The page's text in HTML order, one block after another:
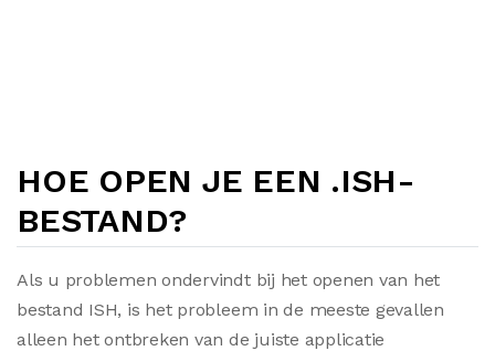
HOE OPEN JE EEN .ISH-
BESTAND?
Als u problemen ondervindt bij het openen van het
bestand ISH, is het probleem in de meeste gevallen
alleen het ontbreken van de juiste applicatie